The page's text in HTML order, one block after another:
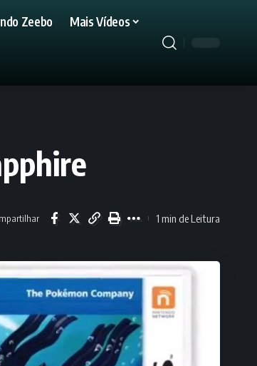
Zeebo Mais Vídeos
1 min de Leitura